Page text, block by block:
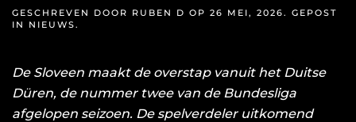
GESCHREVEN DOOR RUBEN D OP 26 MEI, 2026 . GEPOST
IN NIEUWS .
De Sloveen maakt de overstap vanuit het Duitse
Düren, de nummer twee van de Bundesliga
afgelopen seizoen. De spelverdeler uitkomend